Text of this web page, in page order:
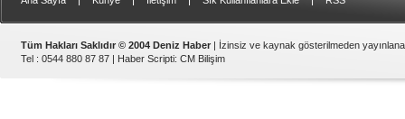
Tüm Hakları Saklıdır © 2004 Deniz Haber | İzinsiz ve kaynak gösterilmeden
Tel : 0544 880 87 87 | Haber Scripti: CM Bilişim